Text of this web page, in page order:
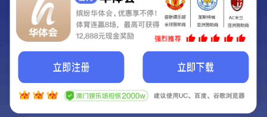
Hey Guys!
我们即将上线啦...
我们的网站正在建设.
它将是非常棒的网站.